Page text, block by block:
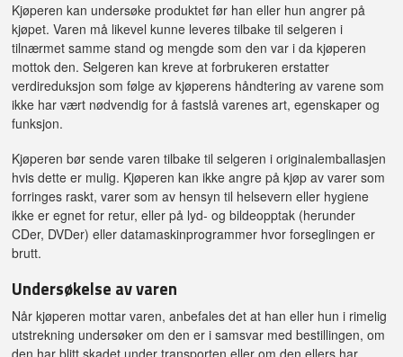
Kjøperen kan undersøke produktet før han eller hun angrer på
kjøpet. Varen må likevel kunne leveres tilbake til selgeren i
tilnærmet samme stand og mengde som den var i da kjøperen
mottok den. Selgeren kan kreve at forbrukeren erstatter
verdireduksjon som følge av kjøperens håndtering av varene som
ikke har vært nødvendig for å fastslå varenes art, egenskaper og
funksjon.
Kjøperen bør sende varen tilbake til selgeren i originalemballasjen
hvis dette er mulig. Kjøperen kan ikke angre på kjøp av varer som
forringes raskt, varer som av hensyn til helsevern eller hygiene
ikke er egnet for retur, eller på lyd- og bildeopptak (herunder
CDer, DVDer) eller datamaskinprogrammer hvor forseglingen er
brutt.
Undersøkelse av varen
Når kjøperen mottar varen, anbefales det at han eller hun i rimelig
utstrekning undersøker om den er i samsvar med bestillingen, om